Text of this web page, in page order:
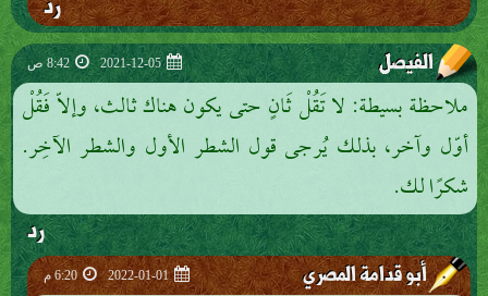
الفيصل 2021-12-05 8:42 ص
ملاحظة بسيطة: لا تَقُلْ ثَانٍ حتى يكون هناك ثالث، وإلاّ فَقُلْ
أوّل وآخر، بذلك يُرجى قول الشطر الأول والشطر الآخِر.
شكرًا لك.
رد
أبو قدامة المصري 2022-01-01 6:20 م